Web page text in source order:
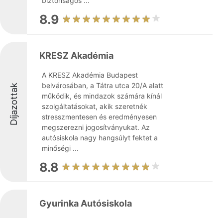
8.9
Díjazottak
KRESZ Akadémia
A KRESZ Akadémia Budapest
belvárosában, a Tátra utca 20/A alatt
működik, és mindazok számára kínál
szolgáltatásokat, akik szeretnék
stresszmentesen és eredményesen
megszerezni jogosítványukat. Az
autósiskola nagy hangsúlyt fektet a
minőségi ...
8.8
Gyurinka Autósiskola